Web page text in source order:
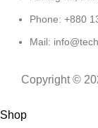
Phone: +880
Mail:
Copyright ©
Shop